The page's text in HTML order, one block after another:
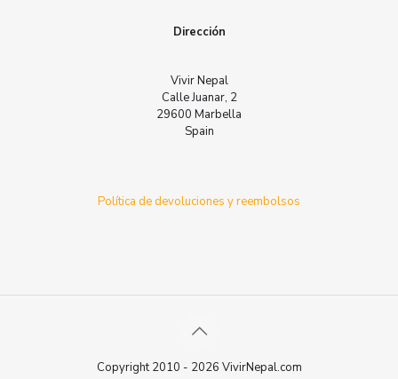
Dirección
Vivir Nepal
Calle Juanar, 2
29600 Marbella
Spain
Política de devoluciones y reembolsos
Copyright 2010 - 2026 VivirNepal.com